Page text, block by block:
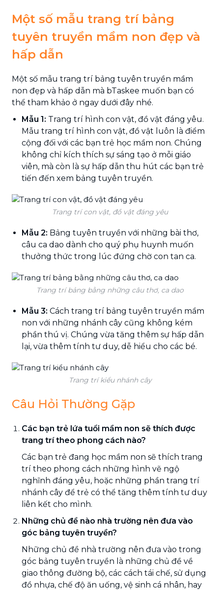
Một số mẫu trang trí bảng
tuyên truyền mầm non đẹp và
hấp dẫn
Một số mẫu trang trí bảng tuyên truyền mầm
non đẹp và hấp dẫn mà bTaskee muốn bạn có
thể tham khảo ở ngay dưới đây nhé.
Mẫu 1: Trang trí hình con vật, đồ vật đáng yêu.
Mẫu trang trí hình con vật, đồ vật luôn là điểm
cộng đối với các bạn trẻ học mầm non. Chúng
không chỉ kích thích sự sáng tạo ở mỗi giáo
viên, mà còn là sự hấp dẫn thu hút các bạn trẻ
tiến đến xem bảng tuyên truyền.
Trang trí con vật, đồ vật đáng yêu
Mẫu 2: Bảng tuyên truyền với những bài thơ,
câu ca dao dành cho quý phụ huynh muốn
thưởng thức trong lúc đứng chờ con tan ca.
Trang trí bảng bằng những câu thơ, ca dao
Mẫu 3: Cách trang trí bảng tuyên truyền mầm
non với những nhánh cây cũng không kém
phần thú vị. Chúng vừa tăng thêm sự hấp dẫn
lại, vừa thêm tính tư duy, dễ hiểu cho các bé.
Trang trí kiểu nhánh cây
Câu Hỏi Thường Gặp
Các bạn trẻ lứa tuổi mầm non sẽ thích được
trang trí theo phong cách nào?
Các bạn trẻ đang học mầm non sẽ thích trang
trí theo phong cách những hình vẽ ngộ
nghĩnh đáng yêu, hoặc những phần trang trí
nhánh cây để trẻ có thể tăng thêm tính tư duy
liên kết cho mình.
Những chủ đề nào nhà trường nên đưa vào
góc bảng tuyên truyền?
Những chủ đề nhà trường nên đưa vào trong
góc bảng tuyên truyền là những chủ đề về
giao thông đường bộ, các cách tái chế, sử dụng
đồ nhựa, chế độ ăn uống, vệ sinh cá nhân, hay